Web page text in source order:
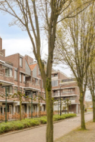
bevindt
worden met uitzicht
winkels en boetiekjes,
of uitwaaien op
gerealiseerd.
met een PVC vloer,
inductiekookplaat
inloopdouche,